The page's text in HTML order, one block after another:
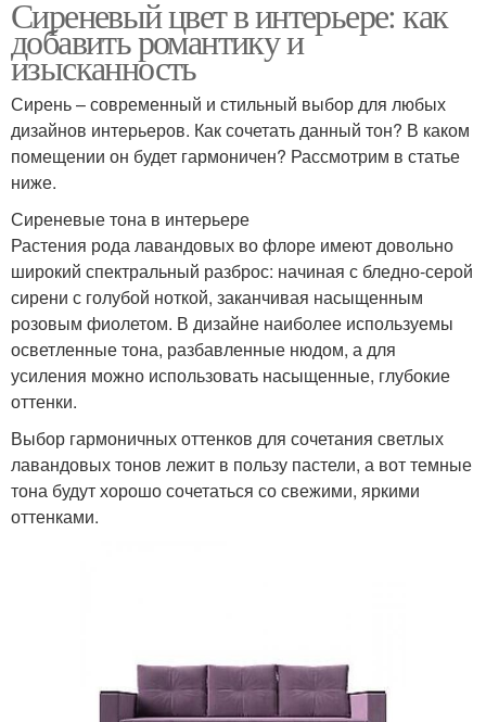
Сиреневый цвет в интерьере: как
добавить романтику и
изысканность
Сирень – современный и стильный выбор для любых
дизайнов интерьеров. Как сочетать данный тон? В каком
помещении он будет гармоничен? Рассмотрим в статье
ниже.
Сиреневые тона в интерьере
Растения рода лавандовых во флоре имеют довольно
широкий спектральный разброс: начиная с бледно-серой
сирени с голубой ноткой, заканчивая насыщенным
розовым фиолетом. В дизайне наиболее используемы
осветленные тона, разбавленные нюдом, а для
усиления можно использовать насыщенные, глубокие
оттенки.
Выбор гармоничных оттенков для сочетания светлых
лавандовых тонов лежит в пользу пастели, а вот темные
тона будут хорошо сочетаться со свежими, яркими
оттенками.